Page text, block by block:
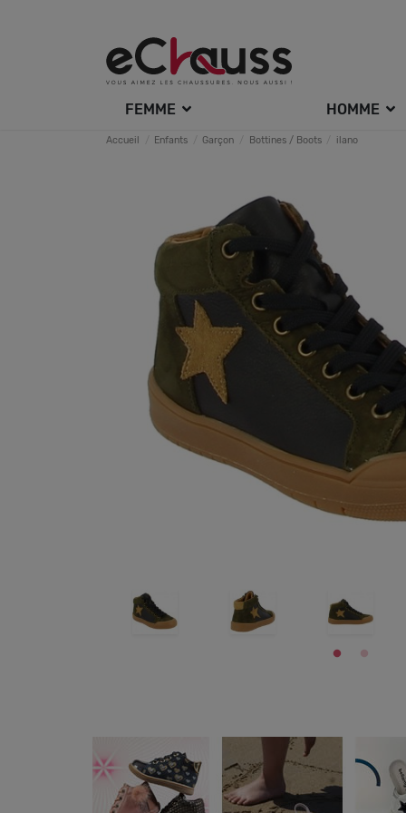
FEMME HOMME
Accueil Enfants Garçon Bottines / Boots ilano